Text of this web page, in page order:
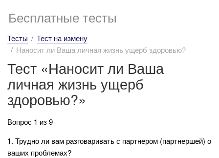
Бесплатные тесты
Тесты
Тест на измену
Наносит ли Ваша личная жизнь ущерб здоровью?
Тест «Наносит ли Ваша
личная жизнь ущерб
здоровью?»
Вопрос 1 из 9
1. Трудно ли вам разговаривать с партнером (партнершей) о
ваших проблемах?